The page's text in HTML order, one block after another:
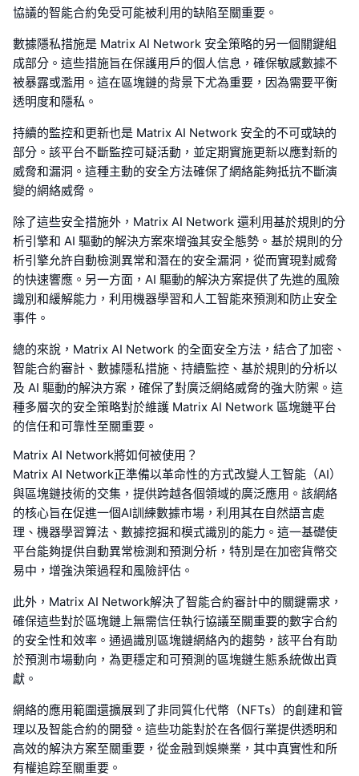
協議的智能合約免受可能被利用的缺陷至關重要。
數據隱私措施是 Matrix AI Network 安全策略的另一個關鍵組
成部分。這些措施旨在保護用戶的個人信息，確保敏感數據不
被暴露或濫用。這在區塊鏈的背景下尤為重要，因為需要平衡
透明度和隱私。
持續的監控和更新也是 Matrix AI Network 安全的不可或缺的
部分。該平台不斷監控可疑活動，並定期實施更新以應對新的
威脅和漏洞。這種主動的安全方法確保了網絡能夠抵抗不斷演
變的網絡威脅。
除了這些安全措施外，Matrix AI Network 還利用基於規則的分
析引擎和 AI 驅動的解決方案來增強其安全態勢。基於規則的分
析引擎允許自動檢測異常和潛在的安全漏洞，從而實現對威脅
的快速響應。另一方面，AI 驅動的解決方案提供了先進的風險
識別和緩解能力，利用機器學習和人工智能來預測和防止安全
事件。
總的來說，Matrix AI Network 的全面安全方法，結合了加密、
智能合約審計、數據隱私措施、持續監控、基於規則的分析以
及 AI 驅動的解決方案，確保了對廣泛網絡威脅的強大防禦。這
種多層次的安全策略對於維護 Matrix AI Network 區塊鏈平台
的信任和可靠性至關重要。
Matrix AI Network將如何被使用？
Matrix AI Network正準備以革命性的方式改變人工智能（AI）
與區塊鏈技術的交集，提供跨越各個領域的廣泛應用。該網絡
的核心旨在促進一個AI訓練數據市場，利用其在自然語言處
理、機器學習算法、數據挖掘和模式識別的能力。這一基礎使
平台能夠提供自動異常檢測和預測分析，特別是在加密貨幣交
易中，增強決策過程和風險評估。
此外，Matrix AI Network解決了智能合約審計中的關鍵需求，
確保這些對於區塊鏈上無需信任執行協議至關重要的數字合約
的安全性和效率。通過識別區塊鏈網絡內的趨勢，該平台有助
於預測市場動向，為更穩定和可預測的區塊鏈生態系統做出貢
獻。
網絡的應用範圍還擴展到了非同質化代幣（NFTs）的創建和管
理以及智能合約的開發。這些功能對於在各個行業提供透明和
高效的解決方案至關重要，從金融到娛樂業，其中真實性和所
有權追踪至關重要。